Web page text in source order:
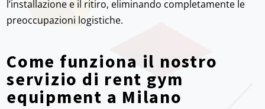
l’installazione e il ritiro, eliminando completamente le
preoccupazioni logistiche.
Come funziona il nostro
servizio di rent gym
equipment a Milano